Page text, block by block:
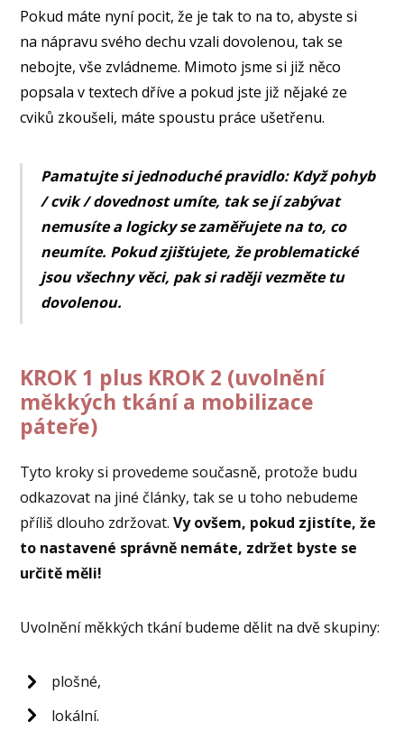
Pokud máte nyní pocit, že je tak to na to, abyste si
na nápravu svého dechu vzali dovolenou, tak se
nebojte, vše zvládneme. Mimoto jsme si již něco
popsala v textech dříve a pokud jste již nějaké ze
cviků zkoušeli, máte spoustu práce ušetřenu.
Pamatujte si jednoduché pravidlo: Když pohyb
/ cvik / dovednost umíte, tak se jí zabývat
nemusíte a logicky se zaměřujete na to, co
neumíte. Pokud zjišťujete, že problematické
jsou všechny věci, pak si raději vezměte tu
dovolenou.
KROK 1 plus KROK 2 (uvolnění
měkkých tkání a mobilizace
páteře)
Tyto kroky si provedeme současně, protože budu
odkazovat na jiné články, tak se u toho nebudeme
příliš dlouho zdržovat.Vy ovšem, pokud zjistíte, že
to nastavené správně nemáte, zdržet byste se
určitě měli!
Uvolnění měkkých tkání budeme dělit na dvě skupiny:
plošné,
lokální.